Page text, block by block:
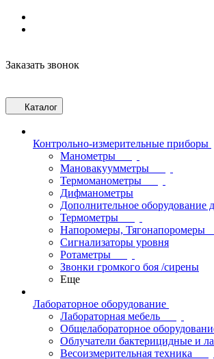
Заказать звонок
Каталог
Контрольно-измерительные приборы
Манометры
Мановакуумметры
Термоманометры
Дифманометры
Дополнительное оборудование
Термометры
Напоромеры, Тягонапоромеры
Сигнализаторы уровня
Ротаметры
Звонки громкого боя /сирены
Еще
Лабораторное оборудование
Лабораторная мебель
Общелабораторное
Облучатели бактерицидные и
Весоизмерительная техника